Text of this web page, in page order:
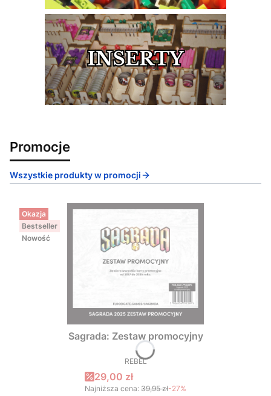
Promocje
Wszystkie produkty w promocji
Okazja
Bestseller
Nowość
Sagrada: Zestaw promocyjny
PRODUCENT
REBEL
Cena promocyjna
29,00 zł
Najniższa cena: 39,95 zł-27%